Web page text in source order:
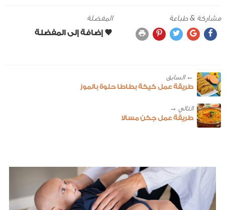
مشاركة & طباعة المفضلة
← ‎السابق
طريقة عمل كيكة بطاطا حلوة بالموز
طريقة عمل جكن مسالا